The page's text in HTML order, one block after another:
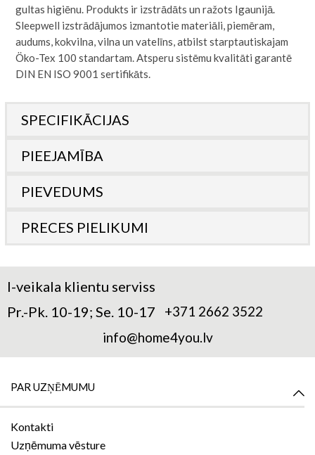
gultas higiēnu. Produkts ir izstrādāts un ražots Igaunijā.
Sleepwell izstrādājumos izmantotie materiāli, piemēram,
audums, kokvilna, vilna un vatelīns, atbilst starptautiskajam
Öko-Tex 100 standartam. Atsperu sistēmu kvalitāti garantē
DIN EN ISO 9001 sertifikāts.
SPECIFIKĀCIJAS
PIEEJAMĪBA
PIEVEDUMS
PRECES PIELIKUMI
I-veikala klientu serviss
Pr.-Pk. 10-19; Se. 10-17
+371 2662 3522
info@home4you.lv
PAR UZŅĒMUMU
Kontakti
Uzņēmuma vēsture